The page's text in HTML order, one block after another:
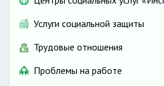
Услуги социальной защиты
Трудовые отношения
Проблемы на работе